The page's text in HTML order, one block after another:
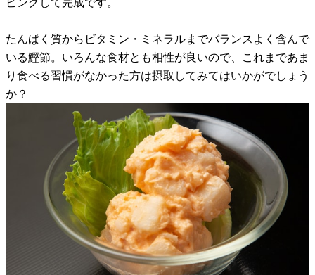
たんぱく質からビタミン・ミネラルまでバランスよく含んで
いる鰹節。いろんな食材とも相性が良いので、これまであま
り食べる習慣がなかった方は摂取してみてはいかがでしょう
か？